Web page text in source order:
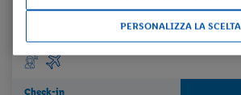
pensione completa + volo a/r + trasferimento + tour
Check-in
PERSONALIZZA LA SCELTA